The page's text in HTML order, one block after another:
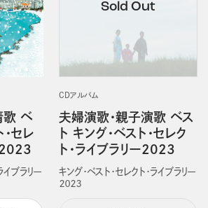
歌 ベ
セレ
2023
イブラリー
CDアルバム
夫婦演歌・親子演歌 ベス
ト キング・ベスト・セレク
ト・ライブラリー2023
キング・ベスト・セレクト・ライブラリー
２０２３